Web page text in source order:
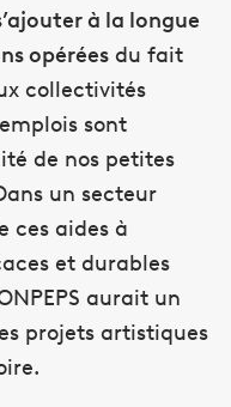
à la longue
opérées du fait
collectivités
sont
de nos petites
un secteur
ces aides à
et durables
aurait un
projets artistiques